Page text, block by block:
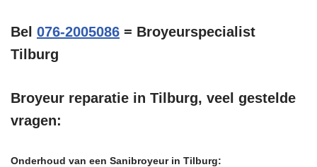
Bel 076-2005086 = Broyeurspecialist
Tilburg
Broyeur reparatie in Tilburg, veel gestelde
vragen:
Onderhoud van een Sanibroyeur in Tilburg: